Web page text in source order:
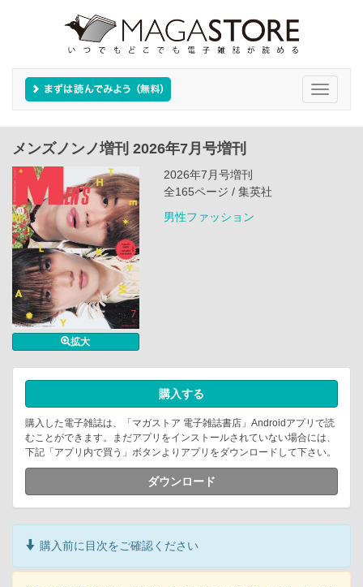
Toggle
メンズノンノ増刊 2026年7月号増刊
拡大
2026年7月号増刊
全165ページ / 集英社
男性ファッション
購入する
購入した電子雑誌は、「マガストア 電子雑誌書店」Androidアプリで読
むことができます。まだアプリをインストールされていない場合には、
下記「アプリ内で買う」ボタンよりアプリをダウンロードして下さい。
ダウンロード
購入前に目次をご確認ください